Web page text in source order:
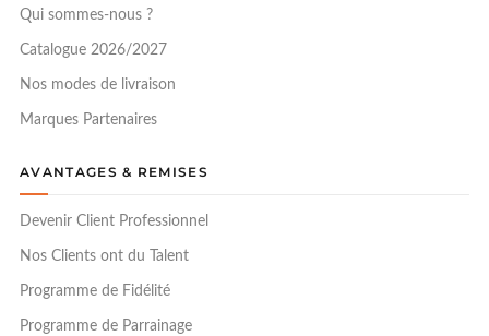
Qui sommes-nous ?
Catalogue 2026/2027
Nos modes de livraison
Marques Partenaires
AVANTAGES & REMISES
Devenir Client Professionnel
Nos Clients ont du Talent
Programme de Fidélité
Programme de Parrainage